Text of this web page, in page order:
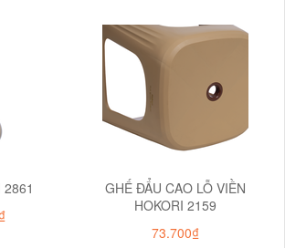
2861
GHẾ ĐẨU CAO LỖ VIỀN
HOKORI 2159
73.700₫